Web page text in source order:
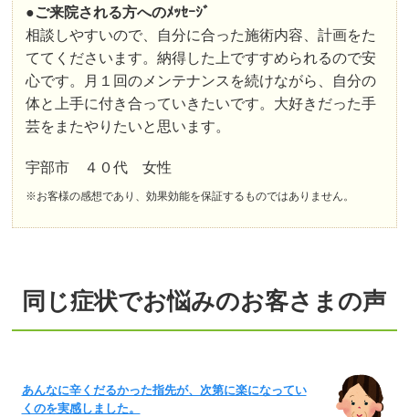
●ご来院される方へのﾒｯｾｰｼﾞ
相談しやすいので、自分に合った施術内容、計画をた
ててくださいます。納得した上ですすめられるので安
心です。月１回のメンテナンスを続けながら、自分の
体と上手に付き合っていきたいです。大好きだった手
芸をまたやりたいと思います。
宇部市 ４０代 女性
※お客様の感想であり、効果効能を保証するものではありません。
同じ症状でお悩みのお客さまの声
あんなに辛くだるかった指先が、次第に楽になってい
くのを実感しました。